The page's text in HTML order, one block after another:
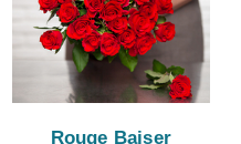
Rouge Baiser